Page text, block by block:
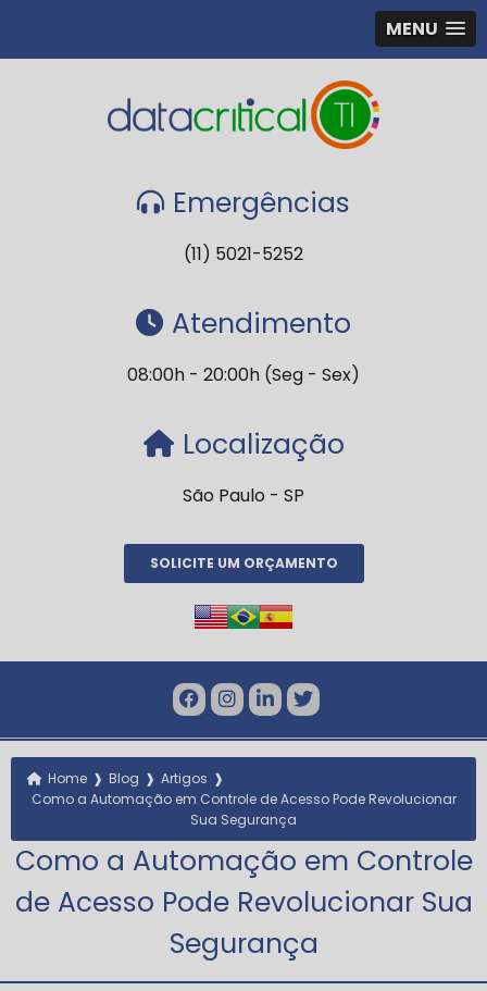
MENU
Emergências
(11) 5021-5252
Atendimento
08:00h - 20:00h (Seg - Sex)
Localização
São Paulo - SP
SOLICITE UM ORÇAMENTO
Home ❱ Blog ❱ Artigos ❱
Como a Automação em Controle de Acesso Pode Revolucionar
Sua Segurança
Como a Automação em Controle
de Acesso Pode Revolucionar Sua
Segurança